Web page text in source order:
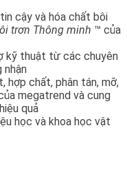
cậy và hóa chất bôi
trơn Thông minh ™ của
kỹ thuật từ các chuyên
hợp chất, phân tán, mỡ,
megatrend và cung
quả
học và khoa học vật